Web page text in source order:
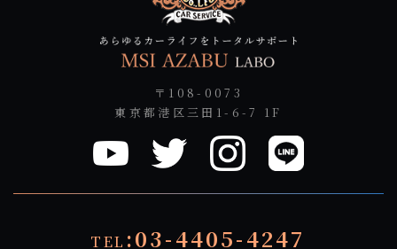
〒108-0073
東京都港区三田1-6-7 1F
TEL :03-4405-4247